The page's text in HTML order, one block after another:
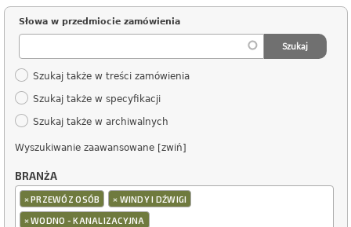
Słowa w przedmiocie zamówienia
Szukaj także w treści zamówienia
Szukaj także w specyfikacji
Szukaj także w archiwalnych
Wyszukiwanie zaawansowane [zwiń]
BRANŻA
×PRZEWÓZ OSÓB × WINDY I DŹWIGI
×WODNO - KANALIZACYJNA